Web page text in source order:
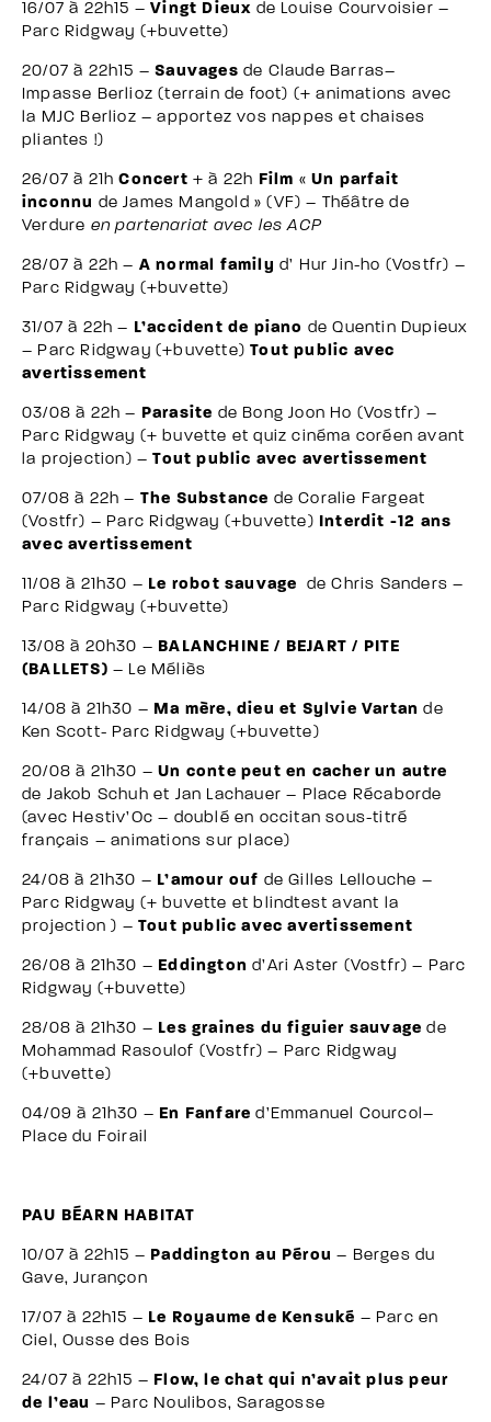
16/07 à 22h15 –Vingt Dieux de Louise Courvoisier –
Parc Ridgway (+buvette)
20/07 à 22h15 –Sauvagesde Claude Barras–
Impasse Berlioz (terrain de foot) (+ animations avec
la MJC Berlioz – apportez vos nappes et chaises
pliantes !)
26/07 à 21hConcert + à 22h Film «Un parfait
inconnu de James Mangold » (VF) – Théâtre de
Verdure en partenariat avec les ACP
28/07 à 22h – A normal family d’ Hur Jin-ho (Vostfr) –
Parc Ridgway (+buvette)
31/07 à 22h – L’accident de piano de Quentin Dupieux
– Parc Ridgway (+buvette)Tout public avec
avertissement
03/08 à 22h – Parasite de Bong Joon Ho (Vostfr) –
Parc Ridgway (+ buvette et quiz cinéma coréen avant
la projection) –Tout public avec avertissement
07/08 à 22h – The Substance de Coralie Fargeat
(Vostfr) – Parc Ridgway (+buvette) Interdit -12 ans
avec avertissement
11/08 à 21h30 – Le robot sauvage de Chris Sanders –
Parc Ridgway (+buvette)
13/08 à 20h30 – BALANCHINE / BEJART / PITE
(BALLETS) – Le Méliès
14/08 à 21h30 – Ma mère, dieu et Sylvie Vartan de
Ken Scott- Parc Ridgway (+buvette)
20/08 à 21h30 –Un conte peut en cacher un autre
de Jakob Schuh et Jan Lachauer – Place Récaborde
(avec Hestiv’Oc – doublé en occitan sous-titré
français – animations sur place)
24/08 à 21h30 – L’amour ouf de Gilles Lellouche –
Parc Ridgway (+ buvette et blindtest avant la
projection ) – Tout public avec avertissement
26/08 à 21h30 – Eddingtond’Ari Aster (Vostfr) – Parc
Ridgway (+buvette)
28/08 à 21h30 – Les graines du figuier sauvage de
Mohammad Rasoulof (Vostfr) – Parc Ridgway
(+buvette)
04/09 à 21h30 – En Fanfare d’Emmanuel Courcol–
Place du Foirail
PAU BÉARN HABITAT
10/07 à 22h15 – Paddington au Pérou – Berges du
Gave, Jurançon
17/07 à 22h15 – Le Royaume de Kensuké – Parc en
Ciel, Ousse des Bois
24/07 à 22h15 – Flow, le chat qui n’avait plus peur
de l’eau – Parc Noulibos, Saragosse